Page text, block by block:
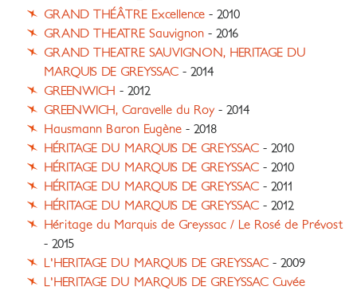
GRAND THÉÂTRE Excellence - 2010
GRAND THEATRE Sauvignon - 2016
GRAND THEATRE SAUVIGNON, HERITAGE DU
MARQUIS DE GREYSSAC - 2014
GREENWICH - 2012
GREENWICH, Caravelle du Roy - 2014
Hausmann Baron Eugène - 2018
HÉRITAGE DU MARQUIS DE GREYSSAC - 2010
HÉRITAGE DU MARQUIS DE GREYSSAC - 2010
HÉRITAGE DU MARQUIS DE GREYSSAC - 2011
HÉRITAGE DU MARQUIS DE GREYSSAC - 2012
Héritage du Marquis de Greyssac / Le Rosé de Prévost
- 2015
L'HERITAGE DU MARQUIS DE GREYSSAC - 2009
L'HERITAGE DU MARQUIS DE GREYSSAC Cuvée